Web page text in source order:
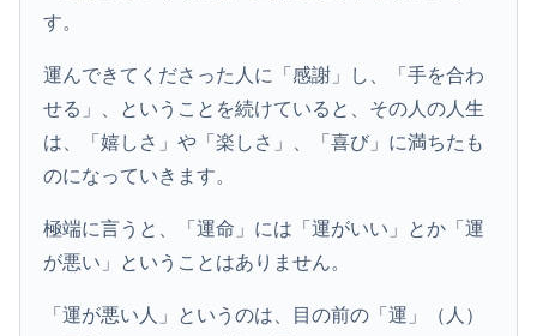
す。
運んできてくださった人に「感謝」し、「手を合わ
せる」、ということを続けていると、その人の人生
は、「嬉しさ」や「楽しさ」、「喜び」に満ちたも
のになっていきます。
極端に言うと、「運命」には「運がいい」とか「運
が悪い」ということはありません。
「運が悪い人」というのは、目の前の「運」（人）